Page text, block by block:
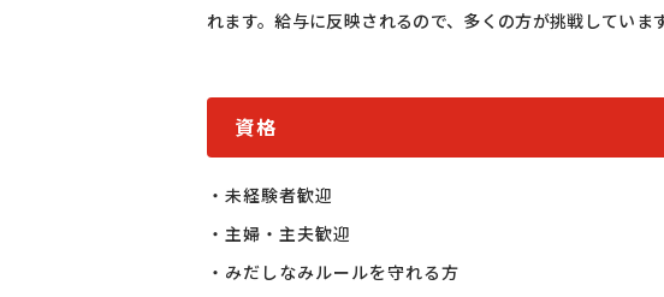
れます。給与に反映されるので、多くの方が挑戦していま
資格
・未経験者歓迎
・主婦・主夫歓迎
・みだしなみルールを守れる方